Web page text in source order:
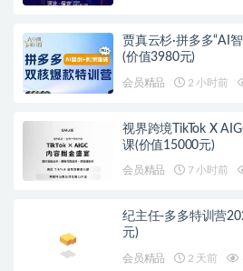
贾真云杉·拼多多“AI
(价值3980元)
会员精品 2 小时前
视界跨境TikTok X
课(价值15000元)
会员精品 7 小时前
纪主任-多多特训营
元)
会员精品 2 天前